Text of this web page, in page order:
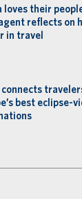
loves their
reflects on
in travel
connects
best eclipse-